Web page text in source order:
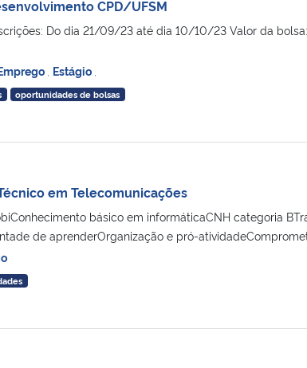
CPD/UFSM
Do dia 21/09/23 até dia 10/10/23 Valor da
Estágio
oportunidades de bolsas
em Telecomunicações
básico em informáticaCNH categoria
de aprenderOrganização e pró-